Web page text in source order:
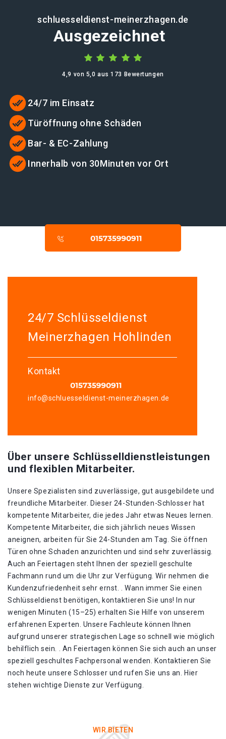
schluesseldienst-meinerzhagen.de
Ausgezeichnet
4,9 von 5,0 aus 173 Bewertungen
24/7 im Einsatz
Türöffnung ohne Schäden
Bar- & EC-Zahlung
Innerhalb von 30Minuten vor Ort
24/7 Schlüsseldienst
Meinerzhagen Hohlinden
Kontakt
info@schluesseldienst-meinerzhagen.de
Über unsere Schlüsselldienstleistungen
und flexiblen Mitarbeiter.
Unsere Spezialisten sind zuverlässige, gut ausgebildete und
freundliche Mitarbeiter. Dieser 24-Stunden-Schlosser hat
kompetente Mitarbeiter, die jedes Jahr etwas Neues lernen.
Kompetente Mitarbeiter, die sich jährlich neues Wissen
aneignen, arbeiten für Sie 24-Stunden am Tag. Sie öffnen
Türen ohne Schaden anzurichten und sind sehr zuverlässig.
Auch an Feiertagen steht Ihnen der speziell geschulte
Fachmann rund um die Uhr zur Verfügung. Wir nehmen die
Kundenzufriedenheit sehr ernst. . Wann immer Sie einen
Schlüsseldienst benötigen, kontaktieren Sie uns! In nur
wenigen Minuten (15–25) erhalten Sie Hilfe von unserem
erfahrenen Experten. Unsere Fachleute können Ihnen
aufgrund unserer strategischen Lage so schnell wie möglich
behilflich sein. . An Feiertagen können Sie sich auch an unser
speziell geschultes Fachpersonal wenden. Kontaktieren Sie
noch heute unsere Schlosser und rufen Sie uns an. Hier
stehen wichtige Dienste zur Verfügung.
WIR BIETEN